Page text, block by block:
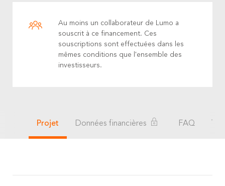
Au moins un collaborateur de Lumo a
souscrit à ce financement. Ces
souscriptions sont effectuées dans les
mêmes conditions que l'ensemble des
investisseurs.
Projet Données financières FAQ